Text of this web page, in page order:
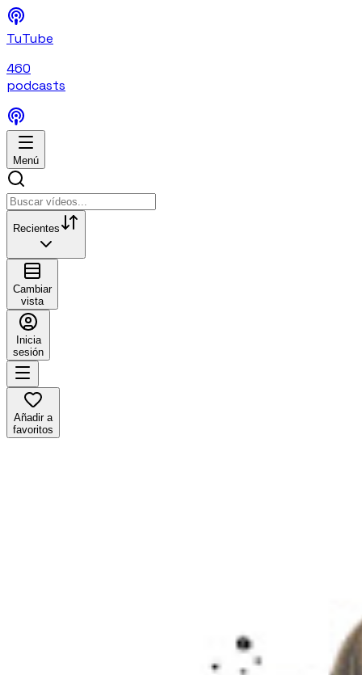
TuTube
460
podcasts
Menú
Recientes
Cambiar
vista
Inicia
sesión
Añadir a
favoritos